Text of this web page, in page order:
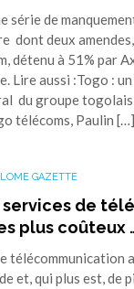
série de
dont deux
détenu à 51% par
Lire aussi :Togo :
du groupe togolais
télécoms, Paulin […]
LOME GAZETTE
services de
plus coûteux
télécommunication
et, qui plus est,